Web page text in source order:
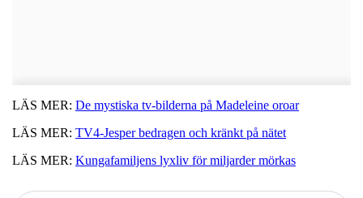
LÄS MER: De mystiska tv-bilderna på Madeleine oroar
LÄS MER: TV4-Jesper bedragen och kränkt på nätet
LÄS MER: Kungafamiljens lyxliv för miljarder mörkas